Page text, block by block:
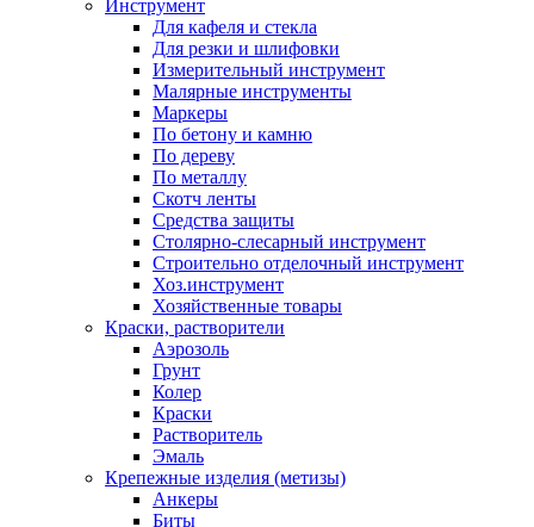
Инструмент
Для кафеля и стекла
Для резки и шлифовки
Измерительный инструмент
Малярные инструменты
Маркеры
По бетону и камню
По дереву
По металлу
Скотч ленты
Средства защиты
Столярно-слесарный инструмент
Строительно отделочный инструмент
Хоз.инструмент
Хозяйственные товары
Краски, растворители
Аэрозоль
Грунт
Колер
Краски
Растворитель
Эмаль
Крепежные изделия (метизы)
Анкеры
Биты